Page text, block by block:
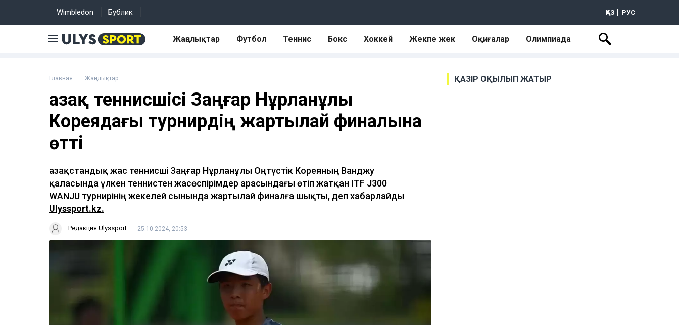
Wimbledon Бублик ҚАЗ РУС
Жаңалықтар Футбол Теннис Бокс Хоккей Жекпе жек Оқиғалар Олимпиада
Главная Жаңалықтар
Қазақ теннисшісі Заңғар Нұрланұлы
Кореядағы турнирдің жартылай финалына
өтті
Қазақстандық жас теннисші Заңғар Нұрланұлы Оңтүстік Кореяның Ванджу
қаласында үлкен теннистен жасөспірімдер арасындағы өтіп жатқан ITF J300
WANJU турнирінің жекелей сынында жартылай финалға шықты, деп хабарлайды
Ulyssport.kz.
Редакция Ulyssport 25.10.2024, 20:53
ҚАЗІР ОҚЫЛЫП ЖАТЫР